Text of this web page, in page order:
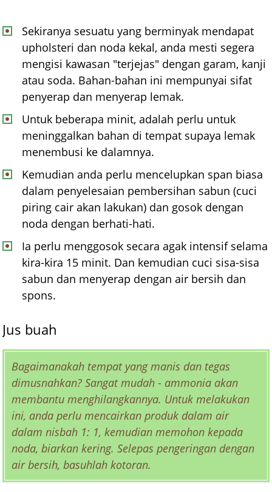
Sekiranya sesuatu yang berminyak mendapat
upholsteri dan noda kekal, anda mesti segera
mengisi kawasan "terjejas" dengan garam, kanji
atau soda. Bahan-bahan ini mempunyai sifat
penyerap dan menyerap lemak.
Untuk beberapa minit, adalah perlu untuk
meninggalkan bahan di tempat supaya lemak
menembusi ke dalamnya.
Kemudian anda perlu mencelupkan span biasa
dalam penyelesaian pembersihan sabun (cuci
piring cair akan lakukan) dan gosok dengan
noda dengan berhati-hati.
Ia perlu menggosok secara agak intensif selama
kira-kira 15 minit. Dan kemudian cuci sisa-sisa
sabun dan menyerap dengan air bersih dan
spons.
Jus buah
Bagaimanakah tempat yang manis dan tegas
dimusnahkan? Sangat mudah - ammonia akan
membantu menghilangkannya. Untuk melakukan
ini, anda perlu mencairkan produk dalam air
dalam nisbah 1: 1, kemudian memohon kepada
noda, biarkan kering. Selepas pengeringan dengan
air bersih, basuhlah kotoran.